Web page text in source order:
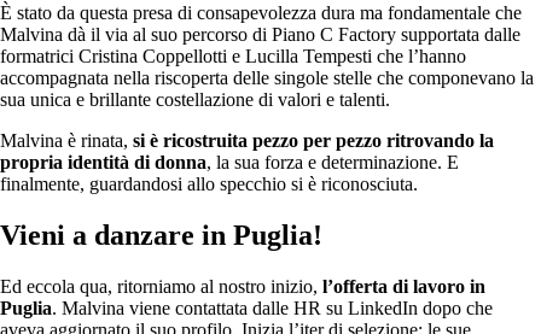
È stato da questa presa di consapevolezza dura ma fondamentale che
Malvina dà il via al suo percorso di Piano C Factory supportata dalle
formatrici Cristina Coppellotti e Lucilla Tempesti che l’hanno
accompagnata nella riscoperta delle singole stelle che componevano la
sua unica e brillante costellazione di valori e talenti.
Malvina è rinata, si è ricostruita pezzo per pezzo ritrovando la
propria identità di donna, la sua forza e determinazione. E
finalmente, guardandosi allo specchio si è riconosciuta.
Vieni a danzare in Puglia!
Ed eccola qua, ritorniamo al nostro inizio, l’offerta di lavoro in
Puglia. Malvina viene contattata dalle HR su LinkedIn dopo che
aveva aggiornato il suo profilo. Inizia l’iter di selezione: le sue